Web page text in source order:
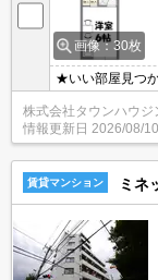
画像：30枚
★いい部屋見つ
株式会社タウンハウ
情報更新日 2026/08/10
賃貸マンション ミネ